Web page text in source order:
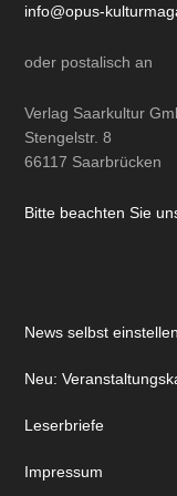
info@opus-
oder postalisch an
Verlag Saarkultur
Stengelstr. 8
66117 Saarbrücken
Bitte beachten Sie
News selbst einstellen
Neu:
Leserbriefe
Impressum